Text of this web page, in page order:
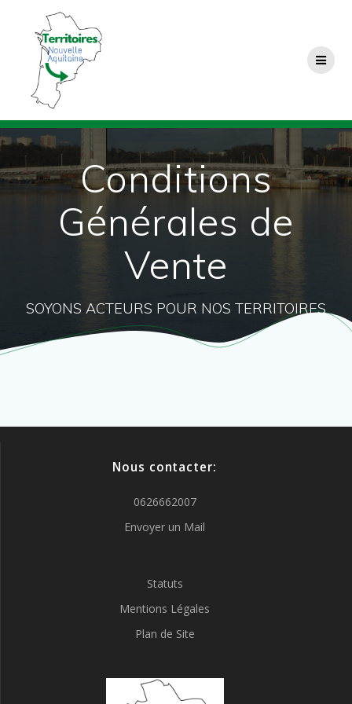
Conditions
Générales de
Vente
SOYONS ACTEURS POUR NOS TERRITOIRES
Nous contacter:
0626662007
Envoyer un Mail
Statuts
Mentions Légales
Plan de Site